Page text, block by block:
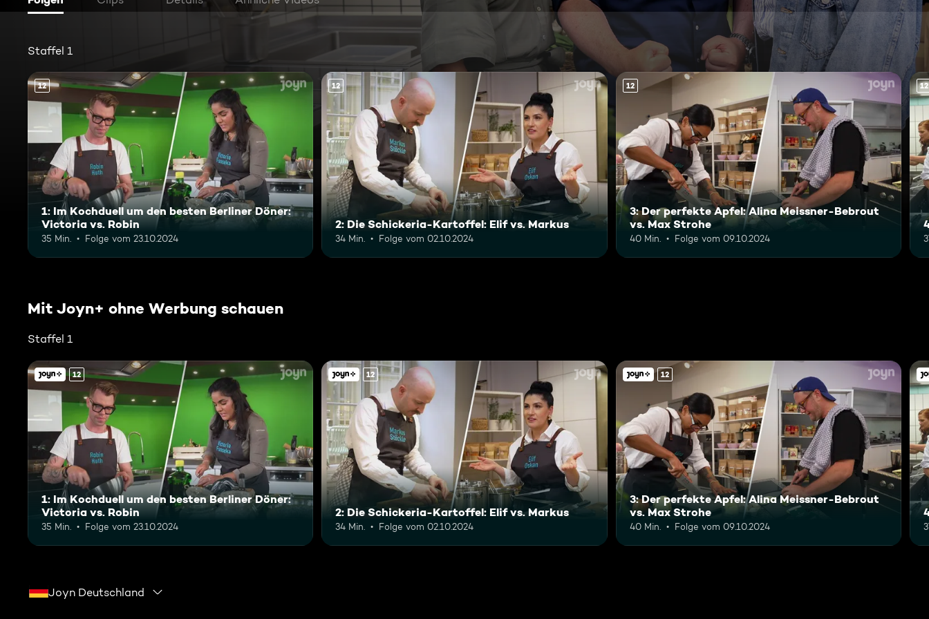
Staffel 1
12
1: Im Kochduell um den besten Berliner Döner:
Victoria vs. Robin
35 Min. Folge vom 23.10.2024
12
2: Die Schickeria-Kartoffel: Elif vs. Markus
34 Min. Folge vom 02.10.2024
12
3: Der perfekte Apfel: Alina Meissner-Bebrout
vs. Max Strohe
40 Min. Folge vom 09.10.2024
12
Mit Joyn+ ohne Werbung schauen
Staffel 1
12
1: Im Kochduell um den besten Berliner Döner:
Victoria vs. Robin
35 Min. Folge vom 23.10.2024
12
2: Die Schickeria-Kartoffel: Elif vs. Markus
34 Min. Folge vom 02.10.2024
12
3: Der perfekte Apfel: Alina Meissner-Bebrout
vs. Max Strohe
40 Min. Folge vom 09.10.2024
Joyn Deutschland